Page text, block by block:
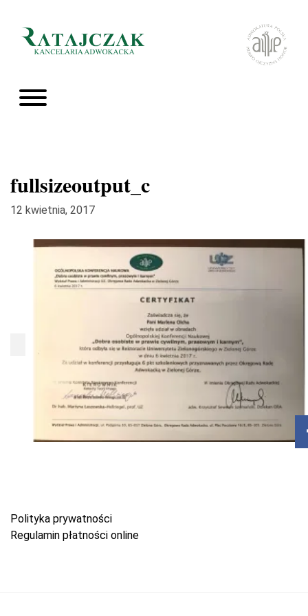
fullsizeoutput_c
12 kwietnia, 2017
Polityka prywatności
Regulamin płatności online